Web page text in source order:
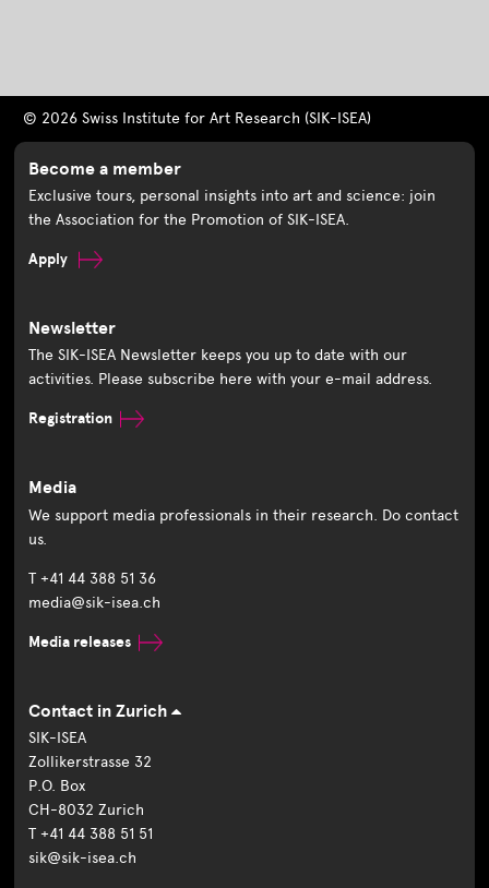
© 2026 Swiss Institute for Art Research (SIK-ISEA)
Become a member
Exclusive tours, personal insights into art and science: join
the Association for the Promotion of SIK-ISEA.
Apply
Newsletter
The SIK-ISEA Newsletter keeps you up to date with our
activities. Please subscribe here with your e-mail address.
Registration
Media
We support media professionals in their research. Do contact
us.
T +41 44 388 51 36
media@sik-isea.ch
Media releases
Contact in Zurich
SIK-ISEA
Zollikerstrasse 32
P.O. Box
CH-8032 Zurich
T +41 44 388 51 51
sik@sik-isea.ch